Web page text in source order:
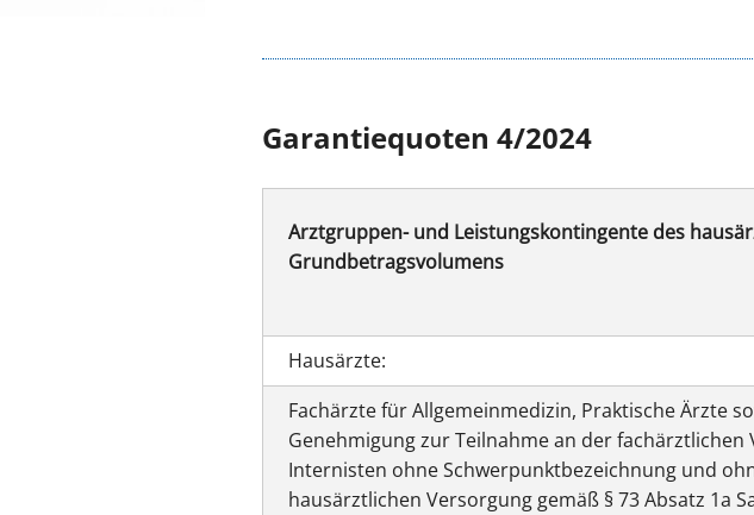
Garantiequoten 4/2024
Arztgruppen- und Leistungskontingente des
Grundbetragsvolumens
Hausärzte:
Fachärzte für Allgemeinmedizin, Praktische Ärzte
Genehmigung zur Teilnahme an der fachärztlichen
Internisten ohne Schwerpunktbezeichnung und
hausärztlichen Versorgung gemäß § 73 Absatz 1a